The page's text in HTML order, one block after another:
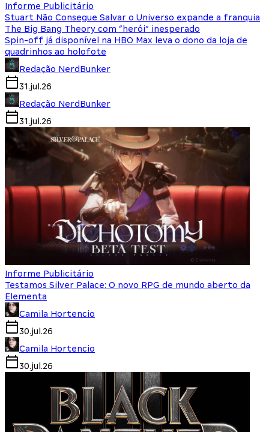
Informe Publicitário
Stuart Não Consegue Salvar o Universo expande a franquia
The Big Bang Theory com “herói” inesperado
Spin-off já disponível na HBO Max leva o dono da loja de
quadrinhos ao holofote
Redação NerdBunker
31.jul.26
Redação NerdBunker
31.jul.26
Informe Publicitário
Testamos Silver Palace: O novo RPG de mundo aberto da
Elementa
Camila Hortencio
30.jul.26
Camila Hortencio
30.jul.26